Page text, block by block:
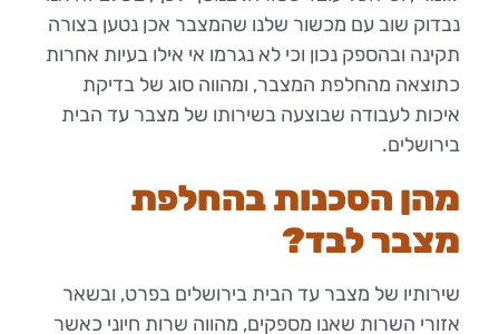
נבדוק שוב עם מכשור שלנו שהמצבר אכן נטען בצורה
תקינה ובהספק נכון וכי לא נגרמו אי אילו בעיות אחרות
כתוצאה מהחלפת המצבר, ומהווה סוג של בדיקת
איכות לעבודה שבוצעה בשירותו של מצבר עד הבית
בירושלים.
מהן הסכנות בהחלפת
מצבר לבד?
שירותיו של מצבר עד הבית בירושלים בפרט, ובשאר
אזורי השרות שאנו מספקים, מהווה שרות חיוני כאשר